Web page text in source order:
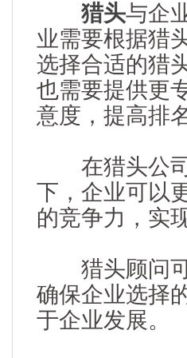
猎头与企
业需要根据猎
选择合适的猎
也需要提供更
意度，提高排
在猎头公司
下，企业可以
的竞争力，实
猎头顾问可
确保企业选择
于企业发展。